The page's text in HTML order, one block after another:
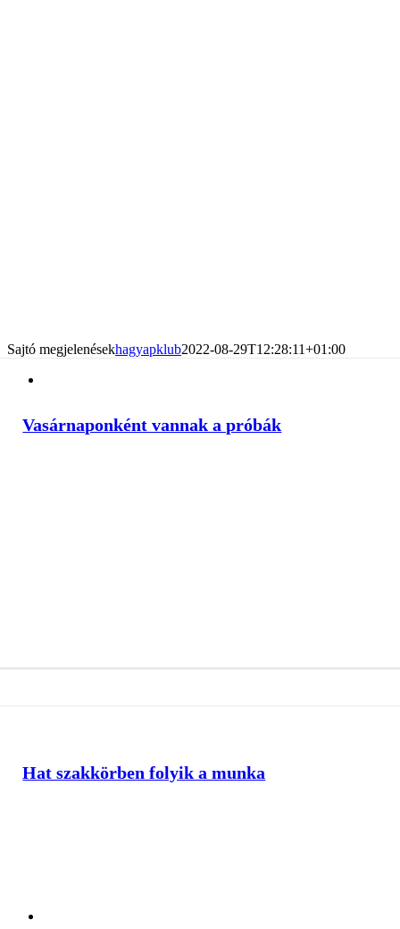
Sajtó megjelenésekhagyapklub2022-08-29T12:28:11+01:00
Vasárnaponként vannak a próbák
Hat szakkörben folyik a munka